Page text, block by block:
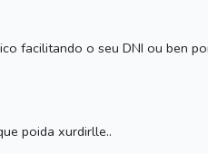
facilitando o seu DNI ou ben
poida xurdirlle..